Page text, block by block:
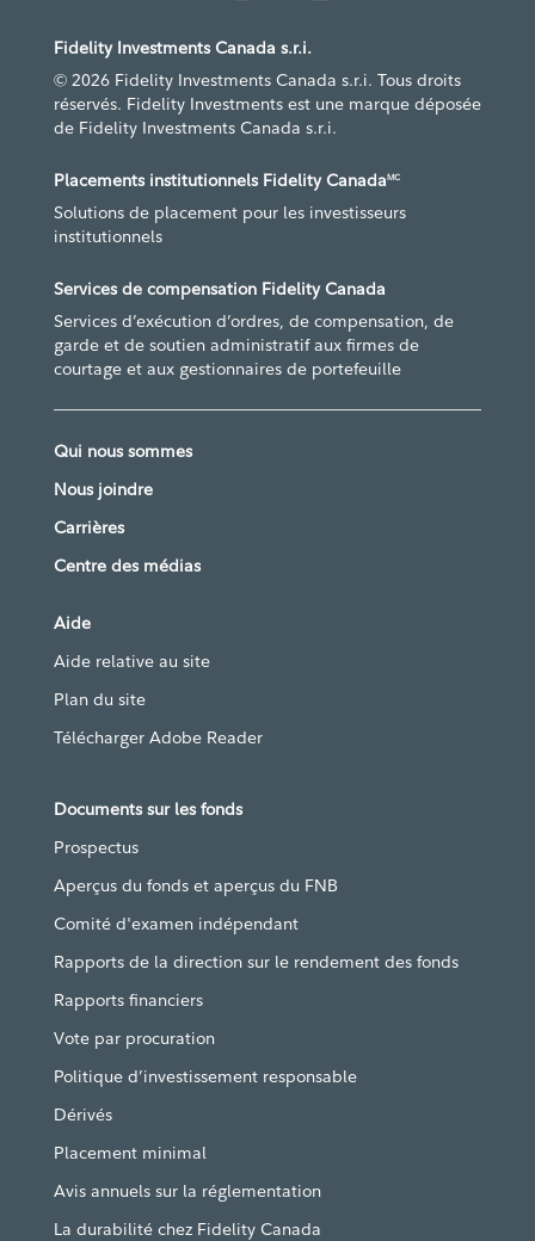
Fidelity Investments Canada s.r.i.
© 2026 Fidelity Investments Canada s.r.i. Tous droits
réservés. Fidelity Investments est une marque déposée
de Fidelity Investments Canada s.r.i.
Placements institutionnels Fidelity CanadaMC
Solutions de placement pour les investisseurs
institutionnels
Services de compensation Fidelity Canada
Services d’exécution d’ordres, de compensation, de
garde et de soutien administratif aux firmes de
courtage et aux gestionnaires de portefeuille
Qui nous sommes
Nous joindre
Carrières
Centre des médias
Aide
Aide relative au site
Plan du site
Télécharger Adobe Reader
Documents sur les fonds
Prospectus
Aperçus du fonds et aperçus du FNB
Comité d'examen indépendant
Rapports de la direction sur le rendement des fonds
Rapports financiers
Vote par procuration
Politique d’investissement responsable
Dérivés
Placement minimal
Avis annuels sur la réglementation
La durabilité chez Fidelity Canada